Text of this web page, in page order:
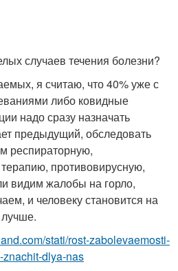
случаев течения болезни?
я считаю, что 40% уже с
либо ковидные
надо сразу назначать
предыдущий, обследовать
респираторную,
противовирусную,
видим жалобы на горло,
и человеку становится на
stati/rost-zabolevaemosti-
dlya-nas